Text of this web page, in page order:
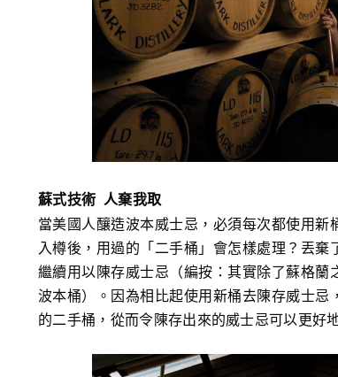
蘇式技術 人棄我取
當美國人釀造波本威士忌，必須每次都使用
入樽後，用過的「二手桶」會怎樣處理？丟棄
繼續用以陳存威士忌（編按：其實除了蘇格
波本桶）。因為相比起使用新桶去陳存威士
的二手桶，從而令陳存出來的威士忌可以更好